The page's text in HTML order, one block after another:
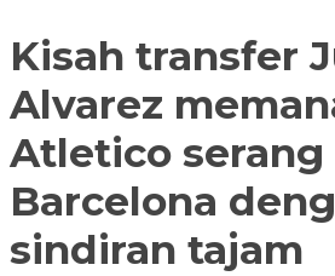
Kisah transfer
Alvarez
Atletico serang
Barcelona
sindiran tajam